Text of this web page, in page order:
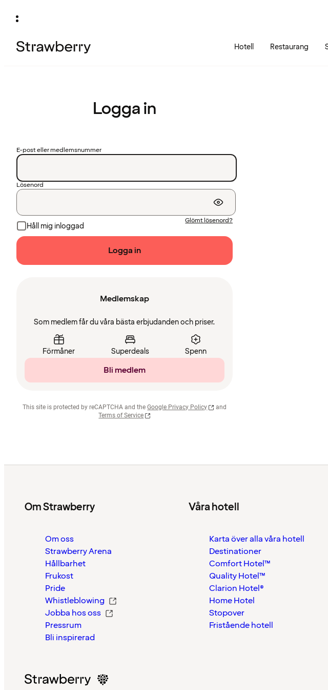
Hotell Restaurang
Logga in
E-post eller medlemsnummer
Lösenord
Håll mig inloggad
Glömt lösenord?
Logga in
Medlemskap
Som medlem får du våra bästa erbjudanden och priser.
Förmåner Superdeals Spenn
Bli medlem
This site is protected by reCAPTCHA and the Google Privacy Policy
and
Terms of Service
Om Strawberry
Om oss
Strawberry Arena
Hållbarhet
Frukost
Pride
Whistleblowing
Jobba hos oss
Pressrum
Bli inspirerad
Våra hotell
Karta över alla våra hotell
Destinationer
Comfort Hotel™
Quality Hotel™
Clarion Hotel®
Home Hotel
Stopover
Fristående hotell